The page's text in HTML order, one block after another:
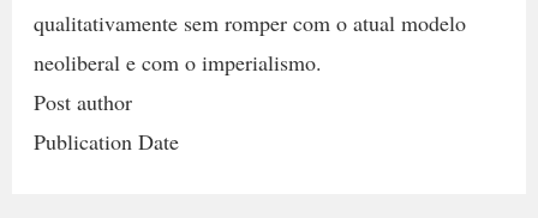
qualitativamente sem romper com o atual modelo
neoliberal e com o imperialismo.
Post author
Publication Date